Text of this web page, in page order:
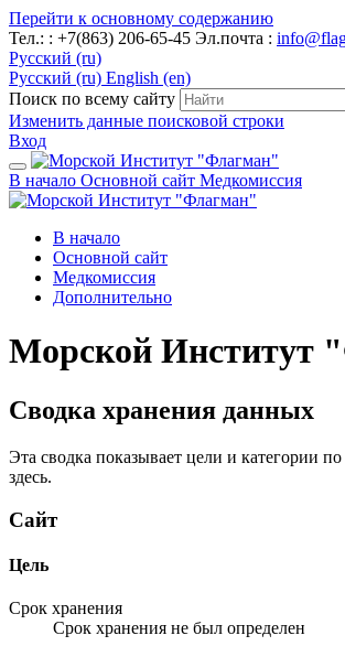
Перейти к основному содержанию
Тел.: : +7(863) 206-65-45 Эл.почта :
Русский ‎(ru)‎
Русский ‎(ru)‎ English ‎(en)‎
Поиск по всему сайту
Изменить данные поисковой строки
Вход
В начало Основной сайт Медкомиссия
В начало
Основной сайт
Медкомиссия
Дополнительно
Морской Институт
Сводка хранения данных
Эта сводка показывает цели и категории
здесь.
Сайт
Цель
Срок хранения
Срок хранения не был определен